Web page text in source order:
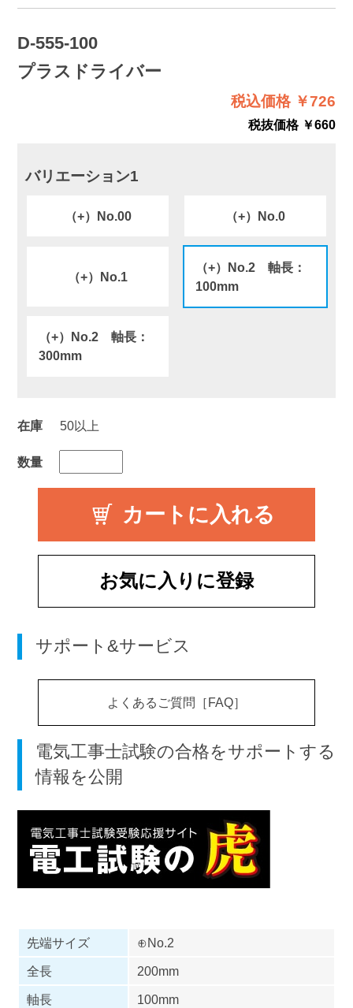
D-555-100
プラスドライバー
税込価格 ￥726
税抜価格 ￥660
バリエーション1
（+）No.00 （+）No.0
（+）No.1
（+）No.2 軸長：
100mm
（+）No.2 軸長：
300mm
在庫 50以上
数量
お気に入りに登録
サポート&サービス
よくあるご質問［FAQ］
電気工事士試験の合格をサポートする
情報を公開
先端サイズ
⊕No.2
全長
200mm
軸長
100mm